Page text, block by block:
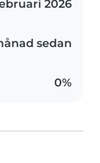
2026
sedan
0%